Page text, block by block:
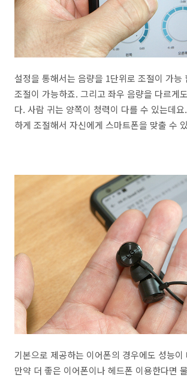
설정을 통해서는 음량을 1단위로 조절이 가능
조절이 가능하죠. 그리고 좌우 음량을 다르게
다. 사람 귀는 양쪽이 청력이 다를 수 있는데
하게 조절해서 자신에게 스마트폰을 맞출 수
기본으로 제공하는 이어폰의 경우에도 성능이
만약 더 좋은 이어폰이나 헤드폰 이용한다면